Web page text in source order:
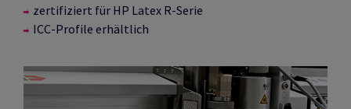
zertifiziert für HP Latex R-Serie
ICC-Profile erhältlich